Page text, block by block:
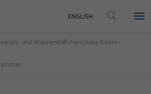
KONTAKT
ENGLISH
und Wasserstoff-Forschung Baden-